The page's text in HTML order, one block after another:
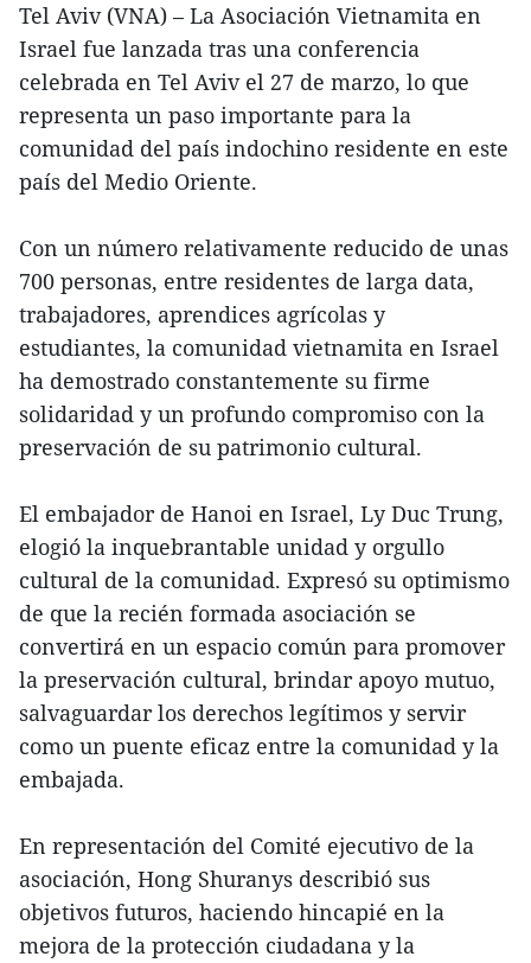
Tel Aviv (VNA) – La Asociación Vietnamita en
Israel fue lanzada tras una conferencia
celebrada en Tel Aviv el 27 de marzo, lo que
representa un paso importante para la
comunidad del país indochino residente en este
país del Medio Oriente.
Con un número relativamente reducido de unas
700 personas, entre residentes de larga data,
trabajadores, aprendices agrícolas y
estudiantes, la comunidad vietnamita en Israel
ha demostrado constantemente su firme
solidaridad y un profundo compromiso con la
preservación de su patrimonio cultural.
El embajador de Hanoi en Israel, Ly Duc Trung,
elogió la inquebrantable unidad y orgullo
cultural de la comunidad. Expresó su optimismo
de que la recién formada asociación se
convertirá en un espacio común para promover
la preservación cultural, brindar apoyo mutuo,
salvaguardar los derechos legítimos y servir
como un puente eficaz entre la comunidad y la
embajada.
En representación del Comité ejecutivo de la
asociación, Hong Shuranys describió sus
objetivos futuros, haciendo hincapié en la
mejora de la protección ciudadana y la